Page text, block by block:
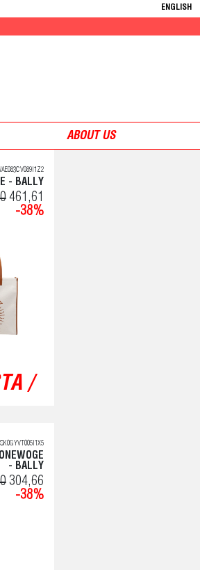
ENGLISH
ABOUT US
- BALLY
461,61
-38%
/
- BALLY
304,66
-38%